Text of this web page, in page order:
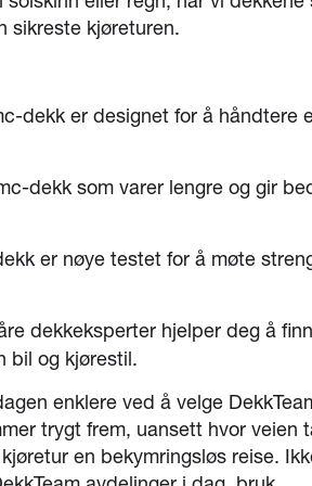
sikreste kjøreturen.
dekk er designet for å håndtere
dekk som varer lengre og gir
er nøye testet for å møte
dekkeksperter hjelper deg å
bil og kjørestil.
enklere ved å velge
trygt frem, uansett hvor veien
en bekymringsløs reise.